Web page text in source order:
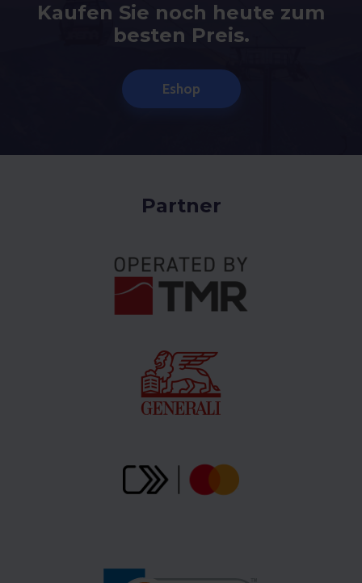
Kaufen Sie noch heute zum
besten Preis.
Eshop
Partner